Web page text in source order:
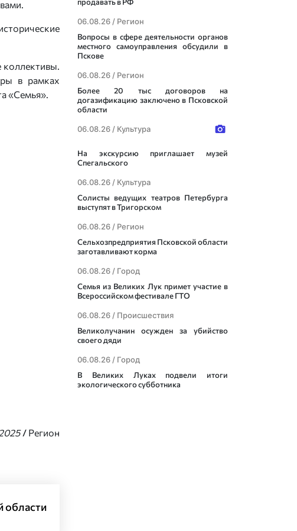
в рамках
«Семья».
/ Регион
области
06.08.26 / Регион
Вопросы в сфере деятельности органов
местного самоуправления обсудили в
Пскове
06.08.26 / Регион
Более 20 тыс договоров на
догазификацию заключено в Псковской
области
06.08.26 / Культура
На экскурсию приглашает музей
Спегальского
06.08.26 / Культура
Солисты ведущих театров Петербурга
выступят в Тригорском
06.08.26 / Регион
Сельхозпредприятия Псковской области
заготавливают корма
06.08.26 / Город
Семья из Великих Лук примет участие в
Всероссийском фестивале ГТО
06.08.26 / Происшествия
Великолучанин осужден за убийство
своего дяди
06.08.26 / Город
В Великих Луках подвели итоги
экологического субботника